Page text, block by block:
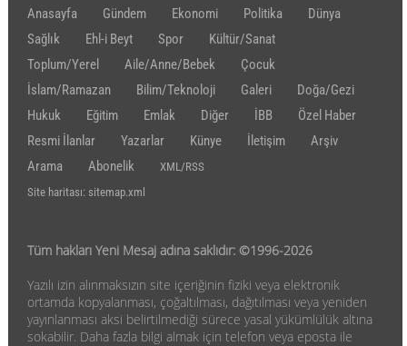
Anasayfa Gündem Ekonomi Politika
Dünya
Sağlık
Ehl-i Beyt Spor
Kültür/Sanat
Toplum/Yerel
Aile/Anne/Bebek
Çocuk
İslam/Ramazan
Bilim/Teknoloji Galeri
Doğa/Gezi
Hukuk
Eğitim Emlak Diğer İBB
Özel Haber
Resmi İlanlar
Yazarlar Künye İletişim
Arşiv
Arama
Abonelik
XML/RSS
Site haritası: sitemap.xml
Tüm hakları Yeni Mesaj adına saklıdır: ©1996-2026
Yazılı izin alınmaksızın site içeriğinin fiziki veya elektronik
ortamda kopyalanması, çoğaltılması, dağıtılması veya yeniden
yayınlanması aksi belirtilmediği sürece yasal yükümlülük altına
sokabilir. Daha fazla bilgi almak için telefon veya eposta ile